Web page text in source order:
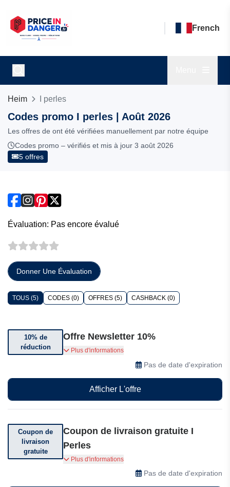
French
Heim I perles
Codes promo I perles | Août 2026
Les offres de ont été vérifiées manuellement par notre équipe
Codes promo – vérifiés et mis à jour 3 août 2026
5 offres
Évaluation: Pas encore évalué
Donner Une Évaluation
TOUS (5) CODES (0) OFFRES (5) CASHBACK (0)
10% de
réduction
Offre Newsletter 10%
10% de réduction sur l'inscription à la newsletter
Plus d'informations
Pas de date d'expiration
Afficher L'offre
Coupon de
livraison
gratuite
Coupon de livraison gratuite I
Perles
Bénéficiez de la livraison gratuite dès 60€
Plus d'informations
Pas de date d'expiration